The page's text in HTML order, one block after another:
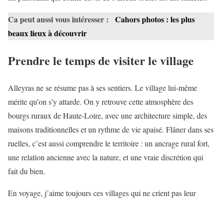
Ca peut aussi vous intéresser :
Cahors photos : les plus
beaux lieux à découvrir
Prendre le temps de visiter le village
Alleyras ne se résume pas à ses sentiers. Le village lui-même
mérite qu’on s’y attarde. On y retrouve cette atmosphère des
bourgs ruraux de Haute-Loire, avec une architecture simple, des
maisons traditionnelles et un rythme de vie apaisé. Flâner dans ses
ruelles, c’est aussi comprendre le territoire : un ancrage rural fort,
une relation ancienne avec la nature, et une vraie discrétion qui
fait du bien.
En voyage, j’aime toujours ces villages qui ne crient pas leur